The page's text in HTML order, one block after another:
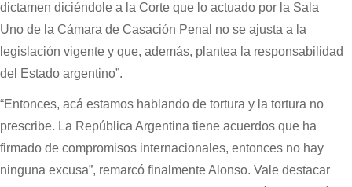
dictamen diciéndole a la Corte que lo actuado por la Sala
Uno de la Cámara de Casación Penal no se ajusta a la
legislación vigente y que, además, plantea la responsabilidad
del Estado argentino”.
“Entonces, acá estamos hablando de tortura y la tortura no
prescribe. La República Argentina tiene acuerdos que ha
firmado de compromisos internacionales, entonces no hay
ninguna excusa”, remarcó finalmente Alonso. Vale destacar